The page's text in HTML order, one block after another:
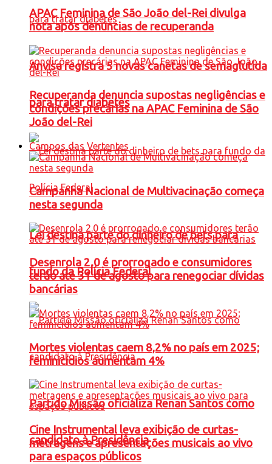
Anvisa registra 5 novas canetas de semaglutida
para tratar diabetes
Lei destina parte do dinheiro de bets para
fundo da Polícia Federal
Partido Missão oficializa Renan Santos como
candidato à Presidência
APAC Feminina de São João del-Rei divulga
nota após denúncias de recuperanda
Recuperanda denuncia supostas negligências e
condições precárias na APAC Feminina de São
João del-Rei
Campos das Vertentes
Campanha Nacional de Multivacinação começa
nesta segunda
Desenrola 2.0 é prorrogado e consumidores
terão até 31 de agosto para renegociar dívidas
bancárias
Mortes violentas caem 8,2% no país em 2025;
feminicídios aumentam 4%
Cine Instrumental leva exibição de curtas-
metragens e apresentações musicais ao vivo
para espaços públicos